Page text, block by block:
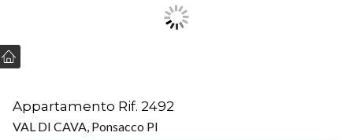
Appartamento Rif. 2492
VAL DI CAVA, Ponsacco PI